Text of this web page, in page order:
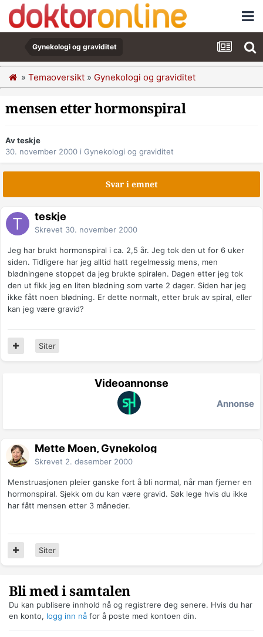
Gynekologi og graviditet
» Temaoversikt » Gynekologi og graviditet
mensen etter hormonspiral
Av teskje
30. november 2000 i Gynekologi og graviditet
Svar i emnet
teskje
Skrevet 30. november 2000
Jeg har brukt hormonspiral i ca. 2,5 år. Jeg tok den ut for 6 uker
siden. Tidligere har jeg alltid hatt regelmessig mens, men
blødningene stoppet da jeg brukte spiralen. Dagen etter jeg tok
den ut fikk jeg en liten blødning som varte 2 dager. Siden har jeg
ikke fått noen blødning. Er dette normalt, etter bruk av spiral, eller
kan jeg være gravid?
Siter
Videoannonse
Annonse
Mette Moen, Gynekolog
Skrevet 2. desember 2000
Menstruasjonen pleier ganske fort å bli normal, når man fjerner en
hormonspiral. Sjekk om du kan være gravid. Søk lege hvis du ikke
har fått mensen etter 3 måneder.
Siter
Bli med i samtalen
Du kan publisere innhold nå og registrere deg senere. Hvis du har
en konto, logg inn nå for å poste med kontoen din.